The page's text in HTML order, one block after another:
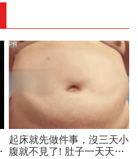
起床就先做件事，沒三天小
腹就不見了! 肚子一天天變
PR